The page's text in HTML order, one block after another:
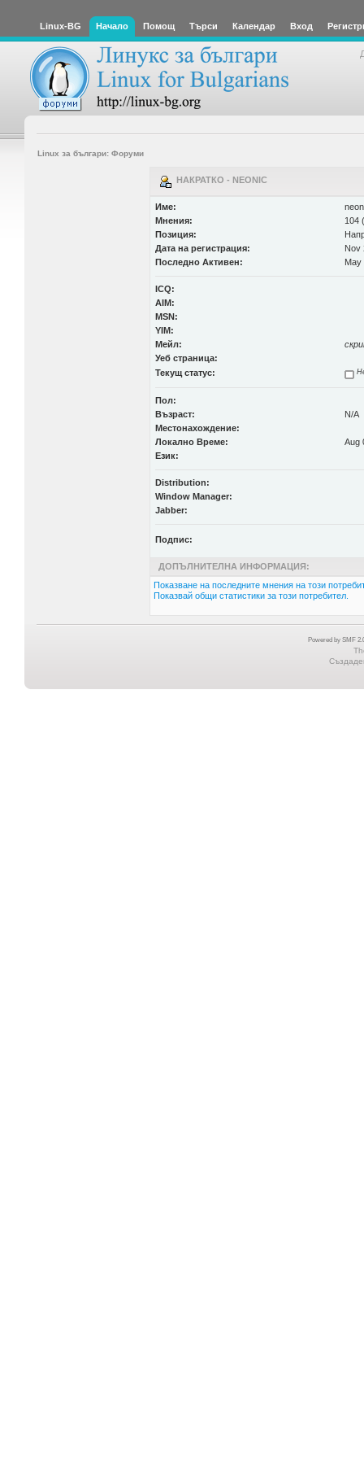
Linux-BG Начало Помощ Търси Календар Вход
Linux за българи: Форуми
НАКРАТКО - NEONIC
Име:
Мнения:
104
Позиция:
Дата на регистрация:
Nov
Последно Активен:
May
ICQ:
AIM:
MSN:
YIM:
Мейл:
Уеб страница:
Текущ статус:
Пол:
Възраст:
N/A
Местонахождение:
Локално Време:
Aug
Език:
Distribution:
Window Manager:
Jabber:
Подпис:
ДОПЪЛНИТЕЛНА ИНФОРМАЦИЯ:
Показване на последните мнения на този
Показвай общи статистики за този потребител.
Powered by SMF